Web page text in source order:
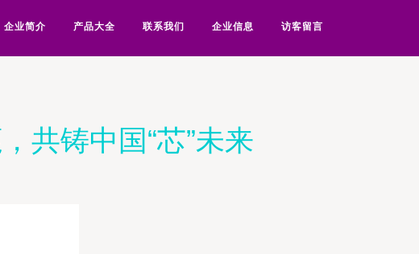
企业简介 产品大全 联系我们 企业信息 访客留言
共铸中国“芯”未来